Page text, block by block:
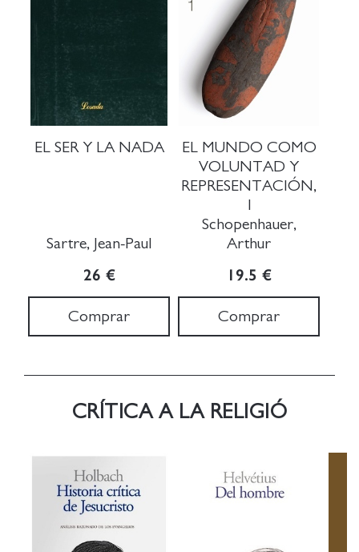
EL SER Y LA NADA
Sartre, Jean-Paul
26 €
Comprar
EL MUNDO COMO
VOLUNTAD Y
REPRESENTACIÓN,
Schopenhauer,
Arthur
19.5 €
Comprar
CRÍTICA A LA RELIGIÓ